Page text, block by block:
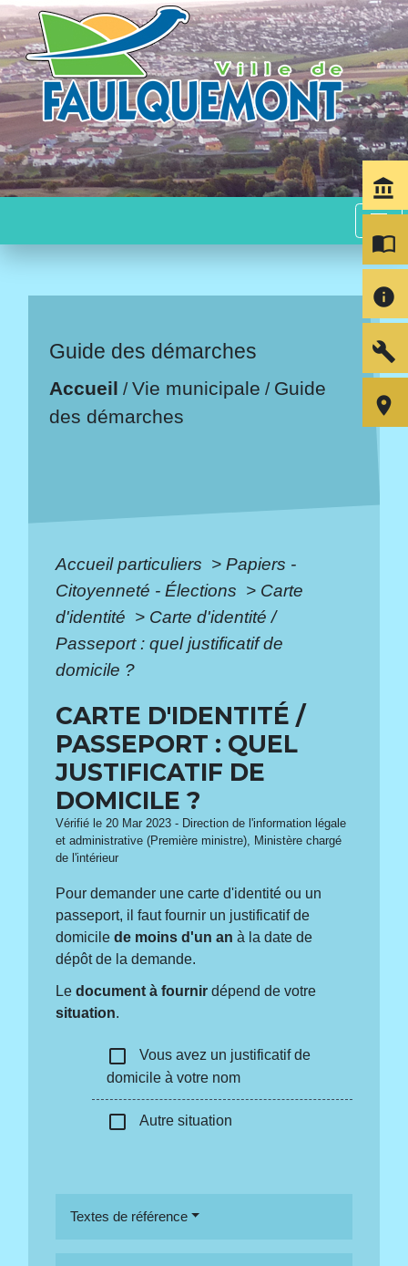
menu
Guide des démarches
Accueil /Vie municipale / Guide
des démarches
Accueil particuliers > Papiers -
Citoyenneté - Élections > Carte
d'identité > Carte d'identité /
Passeport : quel justificatif de
domicile ?
CARTE D'IDENTITÉ /
PASSEPORT : QUEL
JUSTIFICATIF DE
DOMICILE ?
Vérifié le 20 Mar 2023 - Direction de l'information légale
et administrative (Première ministre), Ministère chargé
de l'intérieur
Pour demander une carte d'identité ou un
passeport, il faut fournir un justificatif de
domicilede moins d'un an à la date de
dépôt de la demande.
Ledocument à fournir dépend de votre
situation.
check_box_outline_blank
Vous avez un justificatif de
domicile à votre nom
check_box_outline_blank Autre situation
Textes de référence
account_balance
import_contacts
info
build
room